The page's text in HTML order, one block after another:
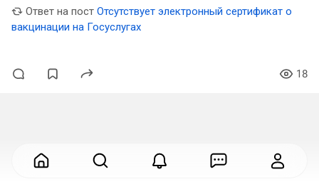
Ответ на пост Отсутствует электронный сертификат о
вакцинации на Госуслугах
18